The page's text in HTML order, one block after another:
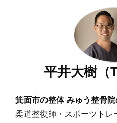
平井大樹（
箕面市の整体 みゅう整骨
柔道整復師・スポーツト